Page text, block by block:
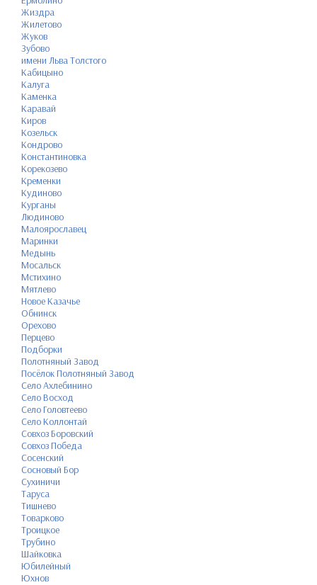
Жиздра
Жилетово
Жуков
Зубово
имени Льва Толстого
Кабицыно
Калуга
Каменка
Каравай
Киров
Козельск
Кондрово
Константиновка
Корекозево
Кременки
Кудиново
Курганы
Людиново
Малоярославец
Маринки
Медынь
Мосальск
Мстихино
Мятлево
Новое Казачье
Обнинск
Орехово
Перцево
Подборки
Полотняный Завод
Посёлок Полотняный Завод
Село Ахлебинино
Село Восход
Село Головтеево
Село Коллонтай
Совхоз Боровский
Совхоз Победа
Сосенский
Сосновый Бор
Сухиничи
Таруса
Тишнево
Товарково
Троицкое
Трубино
Шайковка
Юбилейный
Юхнов